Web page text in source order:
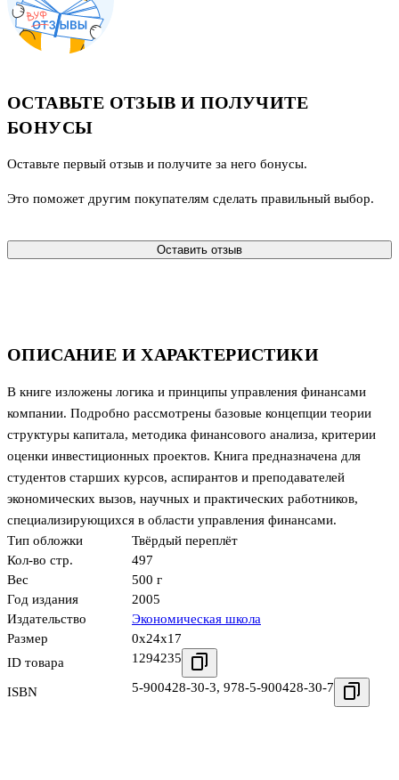
ОПИСАНИЕ И ХАРАКТЕРИСТИКИ
В книге изложены логика и принципы управления финансами
компании. Подробно рассмотрены базовые концепции теории
структуры капитала, методика финансового анализа, критерии
оценки инвестиционных проектов. Книга предназначена для
студентов старших курсов, аспирантов и преподавателей
экономических вызов, научных и практических работников,
специализирующихся в области управления финансами.
Тип обложки
Твёрдый переплёт
Кол-во стр.
497
Вес
500 г
Год издания
2005
Издательство
Экономическая школа
Размер
0x24x17
ID товара
1294235
ISBN 5-900428-30-3, 978-5-900428-30-7
ОСТАВЬТЕ ОТЗЫВ И ПОЛУЧИТЕ
БОНУСЫ
Оставьте первый отзыв и получите за него бонусы.
Это поможет другим покупателям сделать правильный выбор.
Оставить отзыв